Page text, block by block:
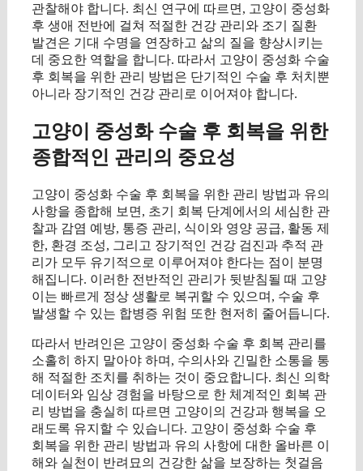
관찰해야 합니다. 최신 연구에 따르면, 고양이 중성화
후 생애 전반에 걸쳐 적절한 건강 관리와 조기 질환
발견은 기대 수명을 연장하고 삶의 질을 향상시키는
데 중요한 역할을 합니다. 따라서 고양이 중성화 수술
후 회복을 위한 관리 방법은 단기적인 수술 후 처치뿐
아니라 장기적인 건강 관리로 이어져야 합니다.
고양이 중성화 수술 후 회복을 위한
종합적인 관리의 중요성
고양이 중성화 수술 후 회복을 위한 관리 방법과 유의
사항을 종합해 보면, 초기 회복 단계에서의 세심한 관
찰과 감염 예방, 통증 관리, 식이와 영양 공급, 활동 제
한, 환경 조성, 그리고 장기적인 건강 검진과 추적 관
리가 모두 유기적으로 이루어져야 한다는 점이 분명
해집니다. 이러한 전반적인 관리가 뒷받침될 때 고양
이는 빠르게 정상 생활로 복귀할 수 있으며, 수술 후
발생할 수 있는 합병증 위험 또한 현저히 줄어듭니다.
따라서 반려인은 고양이 중성화 수술 후 회복 관리를
소홀히 하지 말아야 하며, 수의사와 긴밀한 소통을 통
해 적절한 조치를 취하는 것이 중요합니다. 최신 의학
데이터와 임상 경험을 바탕으로 한 체계적인 회복 관
리 방법을 충실히 따르면 고양이의 건강과 행복을 오
래도록 유지할 수 있습니다. 고양이 중성화 수술 후
회복을 위한 관리 방법과 유의 사항에 대한 올바른 이
해와 실천이 반려묘의 건강한 삶을 보장하는 첫걸음